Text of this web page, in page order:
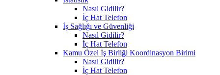
Nasıl Gidilir?
İç Hat Telefon
İş Sağlığı ve Güvenliği
Nasıl Gidilir?
İç Hat Telefon
Kamu Özel İş Birliği Koordinasyon Birimi
Nasıl Gidilir?
İç Hat Telefon